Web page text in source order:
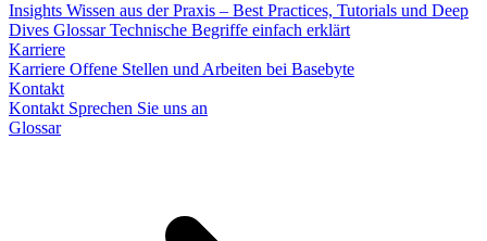
Insights Wissen aus der Praxis – Best Practices, Tutorials und Deep
Dives Glossar Technische Begriffe einfach erklärt
Karriere
Karriere Offene Stellen und Arbeiten bei Basebyte
Kontakt
Kontakt Sprechen Sie uns an
Glossar